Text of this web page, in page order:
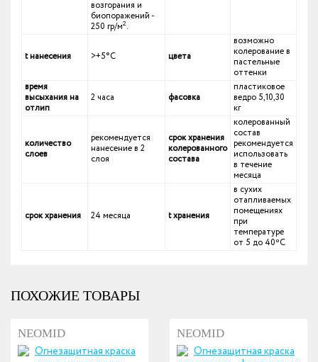
возгорания и
биопоражений -
250 гр/м2.
t нанесения >+5°С цвета
возможно
колерование в
пастельные
оттенки
время
высыхания на
отлип
2 часа фасовка
пластиковое
ведро 5,10,30
кг
количество
слоев
рекомендуется
нанесение в 2
слоя
срок хранения
колерованного
состава
колерованный
состав
рекомендуется
использовать
в течение
месяца
срок хранения 24 месяца t хранения
в сухих
отапливаемых
помещениях
при
температуре
от 5 до 40ºС
ПОХОЖИЕ ТОВАРЫ
NEOMID NEOMID